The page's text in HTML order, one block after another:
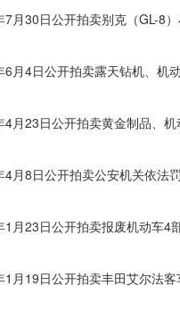
7月30日公开拍卖别克（GL-8
6月4日公开拍卖露天钻机、机
4月23日公开拍卖黄金制品、
4月8日公开拍卖公安机关依法
1月23日公开拍卖报废机动车4
1月19日公开拍卖丰田艾尔法